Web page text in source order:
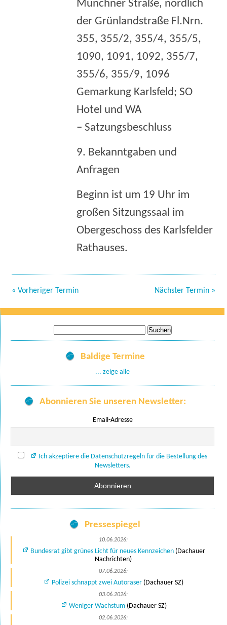
Münchner Straße, nördlich
der Grünlandstraße Fl.Nrn.
355, 355/2, 355/4, 355/5,
1090, 1091, 1092, 355/7,
355/6, 355/9, 1096
Gemarkung Karlsfeld; SO
Hotel und WA
– Satzungsbeschluss
9. Bekanntgaben und
Anfragen
Beginn ist um 19 Uhr im
großen Sitzungssaal im
Obergeschoss des Karlsfelder
Rathauses.
« Vorheriger Termin Nächster Termin »
nach:
Baldige Termine
... zeige alle
Abonnieren Sie unseren Newsletter:
Email-Adresse
Ich akzeptiere die Datenschutzregeln für die Bestellung des
Newsletters.
Pressespiegel
10.06.2026:
Bundesrat gibt grünes Licht für neues Kennzeichen(Dachauer
Nachrichten)
07.06.2026:
Polizei schnappt zwei Autoraser (Dachauer SZ)
03.06.2026:
Weniger Wachstum(Dachauer SZ)
02.06.2026: